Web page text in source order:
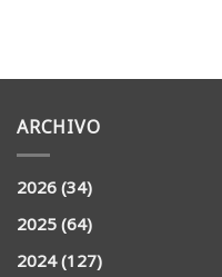
ARCHIVO
2026(34)
2025(64)
2024(127)